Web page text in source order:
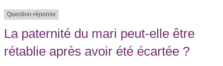
Question-réponse
La paternité du mari peut-elle être
rétablie après avoir été écartée ?